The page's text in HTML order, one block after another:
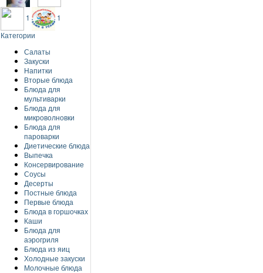
1
1
Категории
Салаты
Закуски
Напитки
Вторые блюда
Блюда для
мультиварки
Блюда для
микроволновки
Блюда для
пароварки
Диетические блюда
Выпечка
Консервирование
Соусы
Десерты
Постные блюда
Первые блюда
Блюда в горшочках
Каши
Блюда для
аэрогриля
Блюда из яиц
Холодные закуски
Молочные блюда